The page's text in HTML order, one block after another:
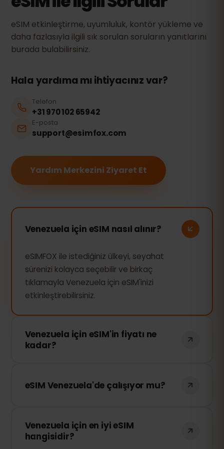
eSIM etkinleştirme, uyumluluk, kontör yükleme ve
daha fazlasıyla ilgili sık sorulan soruların yanıtlarını
burada bulabilirsiniz.
Hala yardıma mı ihtiyacınız var?
Telefon
+31 970 102 65942
E-posta
support@esimfox.com
Yardım Merkezini Ziyaret Et
Venezuela için eSIM nasıl alınır?
eSIMFOX ile istediğiniz ülkeyi, seyahat
sürenizi kolayca seçebilir ve birkaç
tıklamayla Venezuela için eSIM'inizi
etkinleştirebilirsiniz.
Venezuela için eSIM'in fiyatı ne
kadar?
süresine bağlıdır. Tercih ettiğiniz süreyi
eSIM Venezuela'de çalışıyor mu?
çalışır. En iyi yerel operatörlerle
anlaşmalarımız var, böylece kaliteli bir
Venezuela için en iyi eSIM
hangisidir?